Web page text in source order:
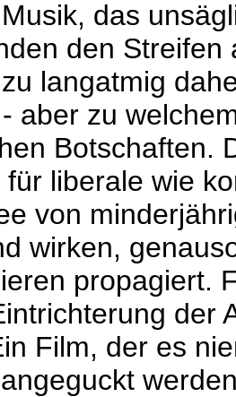
das
den
langatmig
aber zu
Botschaften.
für liberale wie
von
wirken,
propagiert.
der
Film, der es